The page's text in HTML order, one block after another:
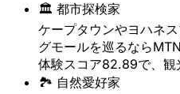
🏛️ 都市探検家
ケープタウンやヨハネ
グモールを巡るなら
体験スコア82.89で、観
🏞️ 自然愛好家